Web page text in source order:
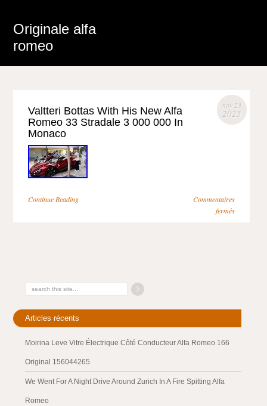
Originale alfa
romeo
nov 23
2025
Valtteri Bottas With His New Alfa
Romeo 33 Stradale 3 000 000 In
Monaco
Continue Reading
Commentaires
fermés
Articles récents
Moirina Leve Vitre Électrique Côté Conducteur Alfa Romeo 166
Original 156044265
We Went For A Night Drive Around Zurich In A Fire Spitting Alfa
Romeo